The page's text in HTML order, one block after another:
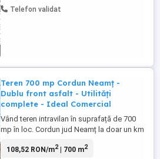
Telefon validat
Teren 700 mp Cordun Neamț -
Dublu front asfalt - Utilități
complete - Ideal Comercial
Vând teren intravilan în suprafață de 700
mp în loc. Cordun jud Neamț la doar un km
centură și str. Pompelor. Terenul este liber
108,52 RON/m2| 700 m2